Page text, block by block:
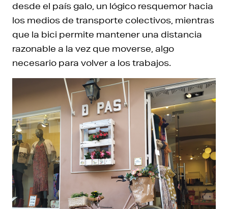
desde el país galo, un lógico resquemor hacia
los medios de transporte colectivos, mientras
que la bici permite mantener una distancia
razonable a la vez que moverse, algo
necesario para volver a los trabajos.